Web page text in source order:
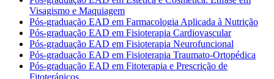
Visagismo e Maquiagem
Pós-graduação EAD em Farmacologia Aplicada à Nutrição
Pós-graduação EAD em Fisioterapia Cardiovascular
Pós-graduação EAD em Fisioterapia Neurofuncional
Pós-graduação EAD em Fisioterapia Traumato-Ortopédica
Pós-graduação EAD em Fitoterapia e Prescrição de